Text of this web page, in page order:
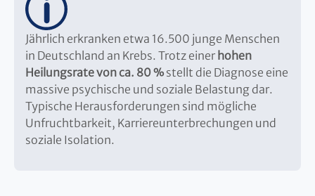
Jährlich erkranken etwa 16.500 junge Menschen
in Deutschland an Krebs. Trotz einer hohen
Heilungsrate von ca. 80 % stellt die Diagnose eine
massive psychische und soziale Belastung dar.
Typische Herausforderungen sind mögliche
Unfruchtbarkeit, Karriereunterbrechungen und
soziale Isolation.